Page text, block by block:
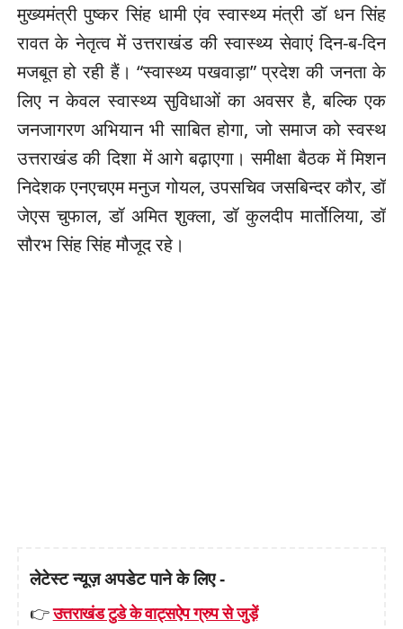
मुख्यमंत्री पुष्कर सिंह धामी एंव स्वास्थ्य मंत्री डॉ धन सिंह
रावत के नेतृत्व में उत्तराखंड की स्वास्थ्य सेवाएं दिन-ब-दिन
मजबूत हो रही हैं। “स्वास्थ्य पखवाड़ा” प्रदेश की जनता के
लिए न केवल स्वास्थ्य सुविधाओं का अवसर है, बल्कि एक
जनजागरण अभियान भी साबित होगा, जो समाज को स्वस्थ
उत्तराखंड की दिशा में आगे बढ़ाएगा। समीक्षा बैठक में मिशन
निदेशक एनएचएम मनुज गोयल, उपसचिव जसबिन्दर कौर, डॉ
जेएस चुफाल, डॉ अमित शुक्ला, डॉ कुलदीप मार्तोलिया, डॉ
सौरभ सिंह सिंह मौजूद रहे।
लेटेस्ट न्यूज़ अपडेट पाने के लिए -
👉उत्तराखंड टुडे के वाट्सऐप ग्रुप से जुड़ें